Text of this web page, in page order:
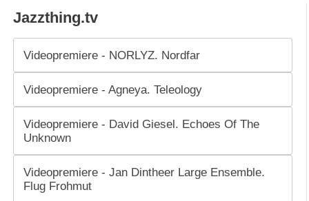
Jazzthing.tv
Videopremiere - NORLYZ. Nordfar
Videopremiere - Agneya. Teleology
Videopremiere - David Giesel. Echoes Of The
Unknown
Videopremiere - Jan Dintheer Large Ensemble.
Flug Frohmut